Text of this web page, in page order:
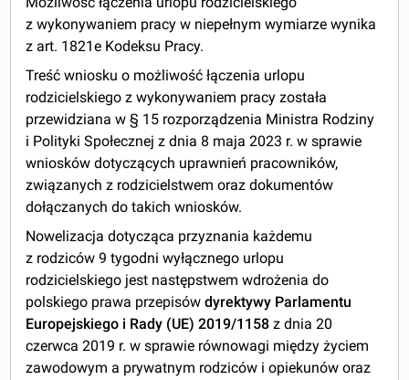
z wykonywaniem pracy w niepełnym wymiarze wynika
z art. 1821e Kodeksu Pracy.
Treść wniosku o możliwość łączenia urlopu
rodzicielskiego z wykonywaniem pracy została
przewidziana w § 15 rozporządzenia Ministra Rodziny
i Polityki Społecznej z dnia 8 maja 2023 r. w sprawie
wniosków dotyczących uprawnień pracowników,
związanych z rodzicielstwem oraz dokumentów
dołączanych do takich wniosków.
Nowelizacja dotycząca przyznania każdemu
z rodziców 9 tygodni wyłącznego urlopu
rodzicielskiego jest następstwem wdrożenia do
polskiego prawa przepisówdyrektywy Parlamentu
Europejskiego i Rady (UE) 2019/1158 z dnia 20
czerwca 2019 r. w sprawie równowagi między życiem
zawodowym a prywatnym rodziców i opiekunów oraz